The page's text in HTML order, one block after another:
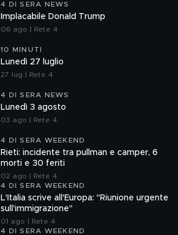
4 DI SERA NEWS
Implacabile Donald Trump
06 ago | Rete 4
10 MINUTI
Lunedì 27 luglio
27 lug | Rete 4
4 DI SERA NEWS
Lunedì 3 agosto
03 ago | Rete 4
4 DI SERA WEEKEND
Rieti: incidente tra pullman e camper, 6
morti e 30 feriti
02 ago | Rete 4
4 DI SERA WEEKEND
L'Italia scrive all'Europa: "Riunione urgente
sull'immigrazione"
01 ago | Rete 4
4 DI SERA WEEKEND